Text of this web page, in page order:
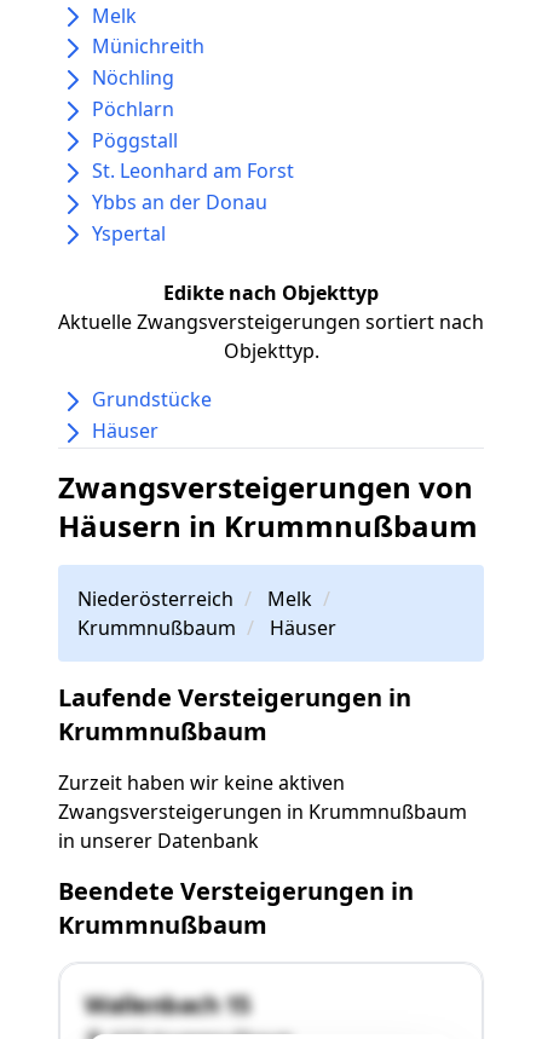
Melk
Münichreith
Nöchling
Pöchlarn
Pöggstall
St. Leonhard am Forst
Ybbs an der Donau
Yspertal
Edikte nach Objekttyp
Aktuelle Zwangsversteigerungen sortiert nach
Objekttyp.
Grundstücke
Häuser
Zwangsversteigerungen von
Häusern in Krummnußbaum
Niederösterreich
Melk
Krummnußbaum
Häuser
Laufende Versteigerungen in
Krummnußbaum
Zurzeit haben wir keine aktiven
Zwangsversteigerungen in Krummnußbaum
in unserer Datenbank
Beendete Versteigerungen in
Krummnußbaum
Wallenbach 15